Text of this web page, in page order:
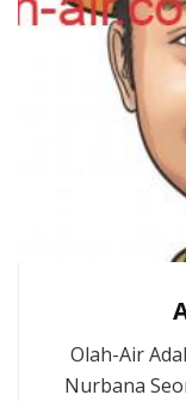
Olah-Air
Nurbana